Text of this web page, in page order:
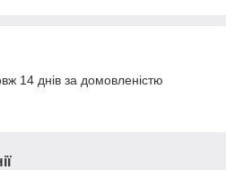
14 днів за домовленістю